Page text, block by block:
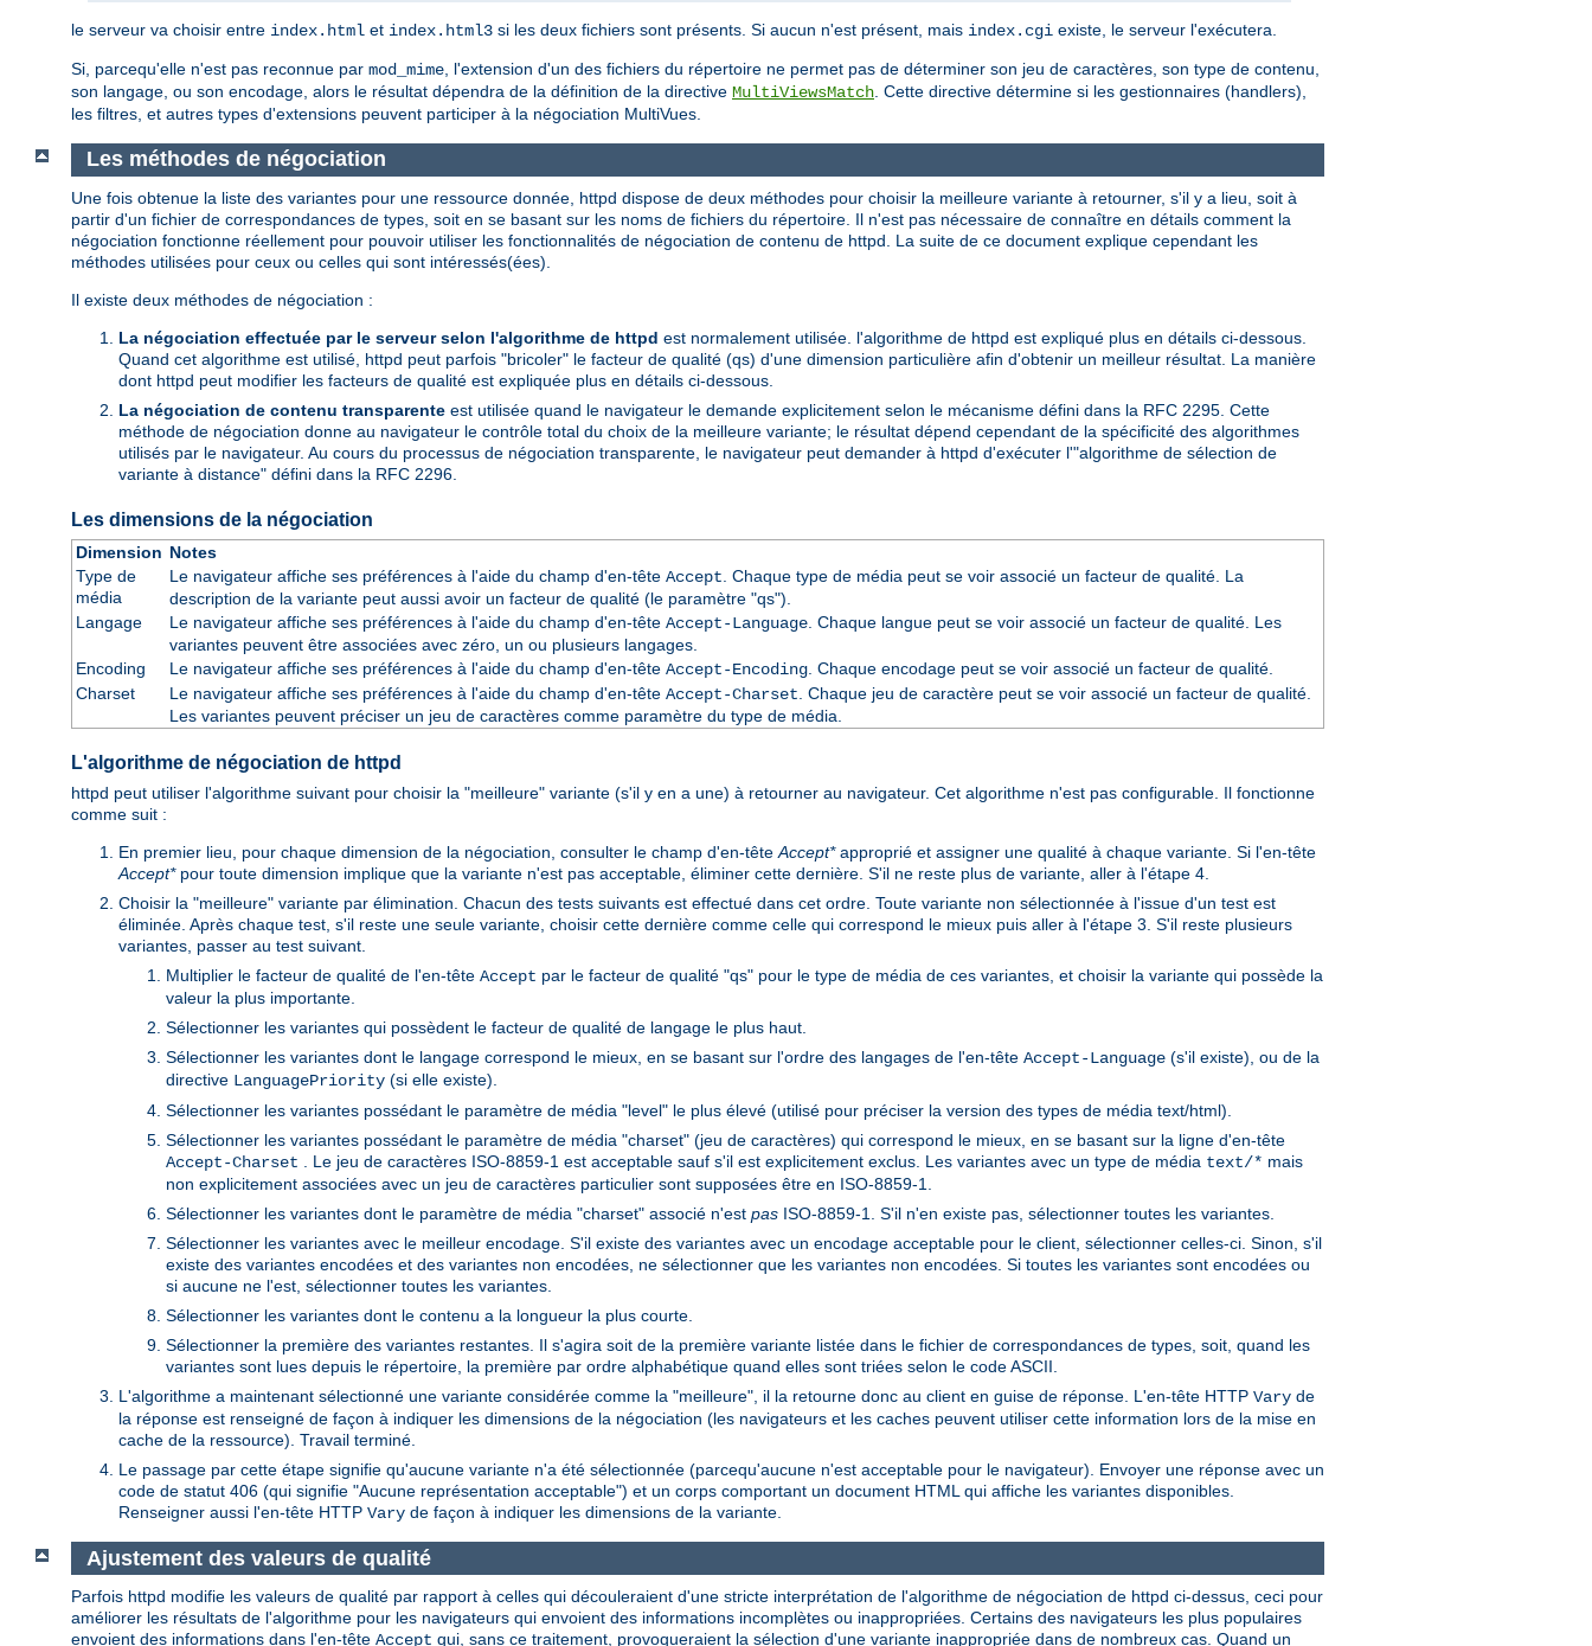
le serveur va choisir entre index.html et index.html3 si les deux fichiers sont présents. Si aucun n'est présent, mais index.cgi existe, le serveur l'exécutera.
Si, parcequ'elle n'est pas reconnue par mod_mime, l'extension d'un des fichiers du répertoire ne permet pas de déterminer son jeu de caractères, son type de contenu,
son langage, ou son encodage, alors le résultat dépendra de la définition de la directive MultiViewsMatch. Cette directive détermine si les gestionnaires (handlers),
les filtres, et autres types d'extensions peuvent participer à la négociation MultiVues.
Les méthodes de négociation
Une fois obtenue la liste des variantes pour une ressource donnée, httpd dispose de deux méthodes pour choisir la meilleure variante à retourner, s'il y a lieu, soit à
partir d'un fichier de correspondances de types, soit en se basant sur les noms de fichiers du répertoire. Il n'est pas nécessaire de connaître en détails comment la
négociation fonctionne réellement pour pouvoir utiliser les fonctionnalités de négociation de contenu de httpd. La suite de ce document explique cependant les
méthodes utilisées pour ceux ou celles qui sont intéressés(ées).
Il existe deux méthodes de négociation :
La négociation effectuée par le serveur selon l'algorithme de httpd est normalement utilisée. l'algorithme de httpd est expliqué plus en détails ci-dessous.
Quand cet algorithme est utilisé, httpd peut parfois "bricoler" le facteur de qualité (qs) d'une dimension particulière afin d'obtenir un meilleur résultat. La manière
dont httpd peut modifier les facteurs de qualité est expliquée plus en détails ci-dessous.
La négociation de contenu transparente est utilisée quand le navigateur le demande explicitement selon le mécanisme défini dans la RFC 2295. Cette
méthode de négociation donne au navigateur le contrôle total du choix de la meilleure variante; le résultat dépend cependant de la spécificité des algorithmes
utilisés par le navigateur. Au cours du processus de négociation transparente, le navigateur peut demander à httpd d'exécuter l'"algorithme de sélection de
variante à distance" défini dans la RFC 2296.
Les dimensions de la négociation
Dimension Notes
Type de
média
Le navigateur affiche ses préférences à l'aide du champ d'en-tête Accept . Chaque type de média peut se voir associé un facteur de qualité. La
description de la variante peut aussi avoir un facteur de qualité (le paramètre "qs").
Langage
Le navigateur affiche ses préférences à l'aide du champ d'en-tête Accept-Language. Chaque langue peut se voir associé un facteur de qualité. Les
variantes peuvent être associées avec zéro, un ou plusieurs langages.
Encoding
Le navigateur affiche ses préférences à l'aide du champ d'en-tête Accept-Encoding. Chaque encodage peut se voir associé un facteur de qualité.
Charset
Le navigateur affiche ses préférences à l'aide du champ d'en-tête Accept-Charset . Chaque jeu de caractère peut se voir associé un facteur de qualité.
Les variantes peuvent préciser un jeu de caractères comme paramètre du type de média.
L'algorithme de négociation de httpd
httpd peut utiliser l'algorithme suivant pour choisir la "meilleure" variante (s'il y en a une) à retourner au navigateur. Cet algorithme n'est pas configurable. Il fonctionne
comme suit :
En premier lieu, pour chaque dimension de la négociation, consulter le champ d'en-tête Accept*approprié et assigner une qualité à chaque variante. Si l'en-tête
Accept*pour toute dimension implique que la variante n'est pas acceptable, éliminer cette dernière. S'il ne reste plus de variante, aller à l'étape 4.
Choisir la "meilleure" variante par élimination. Chacun des tests suivants est effectué dans cet ordre. Toute variante non sélectionnée à l'issue d'un test est
éliminée. Après chaque test, s'il reste une seule variante, choisir cette dernière comme celle qui correspond le mieux puis aller à l'étape 3. S'il reste plusieurs
variantes, passer au test suivant.
Multiplier le facteur de qualité de l'en-tête Accept par le facteur de qualité "qs" pour le type de média de ces variantes, et choisir la variante qui possède la
valeur la plus importante.
Sélectionner les variantes qui possèdent le facteur de qualité de langage le plus haut.
Sélectionner les variantes dont le langage correspond le mieux, en se basant sur l'ordre des langages de l'en-tête Accept-Language (s'il existe), ou de la
directive LanguagePriority (si elle existe).
Sélectionner les variantes possédant le paramètre de média "level" le plus élevé (utilisé pour préciser la version des types de média text/html).
Sélectionner les variantes possédant le paramètre de média "charset" (jeu de caractères) qui correspond le mieux, en se basant sur la ligne d'en-tête
Accept-Charset . Le jeu de caractères ISO-8859-1 est acceptable sauf s'il est explicitement exclus. Les variantes avec un type de média text/* mais
non explicitement associées avec un jeu de caractères particulier sont supposées être en ISO-8859-1.
Sélectionner les variantes dont le paramètre de média "charset" associé n'est pas ISO-8859-1. S'il n'en existe pas, sélectionner toutes les variantes.
Sélectionner les variantes avec le meilleur encodage. S'il existe des variantes avec un encodage acceptable pour le client, sélectionner celles-ci. Sinon, s'il
existe des variantes encodées et des variantes non encodées, ne sélectionner que les variantes non encodées. Si toutes les variantes sont encodées ou
si aucune ne l'est, sélectionner toutes les variantes.
Sélectionner les variantes dont le contenu a la longueur la plus courte.
Sélectionner la première des variantes restantes. Il s'agira soit de la première variante listée dans le fichier de correspondances de types, soit, quand les
variantes sont lues depuis le répertoire, la première par ordre alphabétique quand elles sont triées selon le code ASCII.
L'algorithme a maintenant sélectionné une variante considérée comme la "meilleure", il la retourne donc au client en guise de réponse. L'en-tête HTTP Vary de
la réponse est renseigné de façon à indiquer les dimensions de la négociation (les navigateurs et les caches peuvent utiliser cette information lors de la mise en
cache de la ressource). Travail terminé.
Le passage par cette étape signifie qu'aucune variante n'a été sélectionnée (parcequ'aucune n'est acceptable pour le navigateur). Envoyer une réponse avec un
code de statut 406 (qui signifie "Aucune représentation acceptable") et un corps comportant un document HTML qui affiche les variantes disponibles.
Renseigner aussi l'en-tête HTTP Vary de façon à indiquer les dimensions de la variante.
Ajustement des valeurs de qualité
Parfois httpd modifie les valeurs de qualité par rapport à celles qui découleraient d'une stricte interprétation de l'algorithme de négociation de httpd ci-dessus, ceci pour
améliorer les résultats de l'algorithme pour les navigateurs qui envoient des informations incomplètes ou inappropriées. Certains des navigateurs les plus populaires
envoient des informations dans l'en-tête Accept qui, sans ce traitement, provoqueraient la sélection d'une variante inappropriée dans de nombreux cas. Quand un